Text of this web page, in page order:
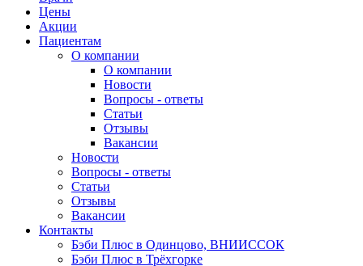
Цены
Акции
Пациентам
О компании
О компании
Новости
Вопросы - ответы
Статьи
Отзывы
Вакансии
Новости
Вопросы - ответы
Статьи
Отзывы
Вакансии
Контакты
Бэби Плюс в Одинцово, ВНИИССОК
Бэби Плюс в Трёхгорке